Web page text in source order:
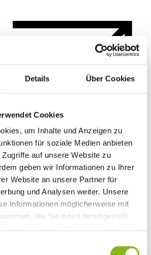
Details Über Cookies
Cookies
um Inhalte und Anzeigen zu
für soziale Medien anbieten
auf unsere Website zu
geben wir Informationen zu Ihrer
Website an unsere Partner für
und Analysen weiter. Unsere
Informationen möglicherweise mit
die Sie ihnen bereitgestellt
R140